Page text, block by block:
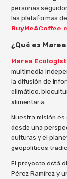
personas
las plataformas
¿Qué es
Marea
multimedia
la difusión de
climático,
alimentaria.
Nuestra misión
desde una
culturas y el
geopolíticos
El proyecto está
Pérez Ramírez y